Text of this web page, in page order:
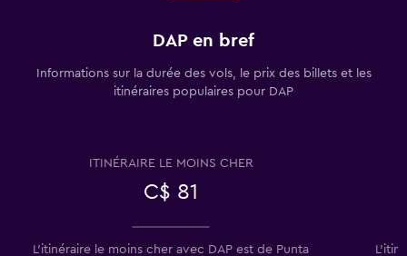
DAP en bref
Informations sur la durée des vols, le prix des billets et les
itinéraires populaires pour DAP
ITINÉRAIRE LE MOINS CHER
C$ 81
L'itinéraire le moins cher avec DAP est de Punta